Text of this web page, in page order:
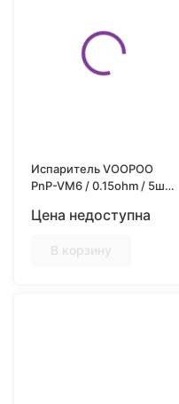
Испаритель VOOPOO
PnP-VM6 / 0.15ohm / 5шт/
Цена недоступна
В корзину